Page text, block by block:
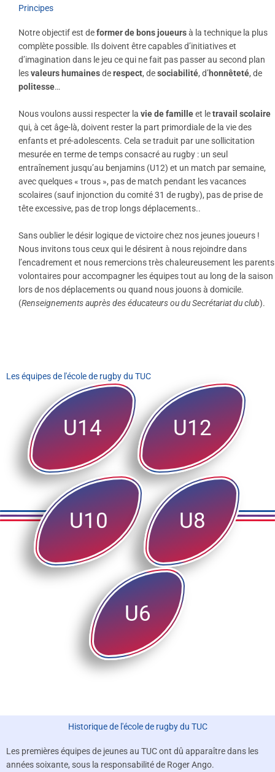
Principes
Notre objectif est deformer de bons joueursà la technique la plus
complète possible. Ils doivent être capables d’initiatives et
d’imagination dans le jeu ce qui ne fait pas passer au second plan
lesvaleurs humainesderespect, desociabilité, d’honnêteté, de
politesse…
Nous voulons aussi respecter la vie de familleet letravail scolaire
qui, à cet âge-là, doivent rester la part primordiale de la vie des
enfants et pré-adolescents. Cela se traduit par une sollicitation
mesurée en terme de temps consacré au rugby : un seul
entraînement jusqu’au benjamins (U12) et un match par semaine,
avec quelques « trous », pas de match pendant les vacances
scolaires (sauf injonction du comité 31 de rugby), pas de prise de
tête excessive, pas de trop longs déplacements..
Sans oublier le désir logique de victoire chez nos jeunes joueurs !
Nous invitons tous ceux qui le désirent à nous rejoindre dans
l’encadrement et nous remercions très chaleureusement les parents
volontaires pour accompagner les équipes tout au long de la saison
lors de nos déplacements ou quand nous jouons à domicile.
(Renseignements auprès des éducateurs ou du Secrétariat du club).
Les équipes de l'école de rugby du TUC
U14 U12
U10 U8
U6
Historique de l'école de rugby du TUC
Les premières équipes de jeunes au TUC ont dû apparaître dans les
années soixante, sous la responsabilité de Roger Ango.